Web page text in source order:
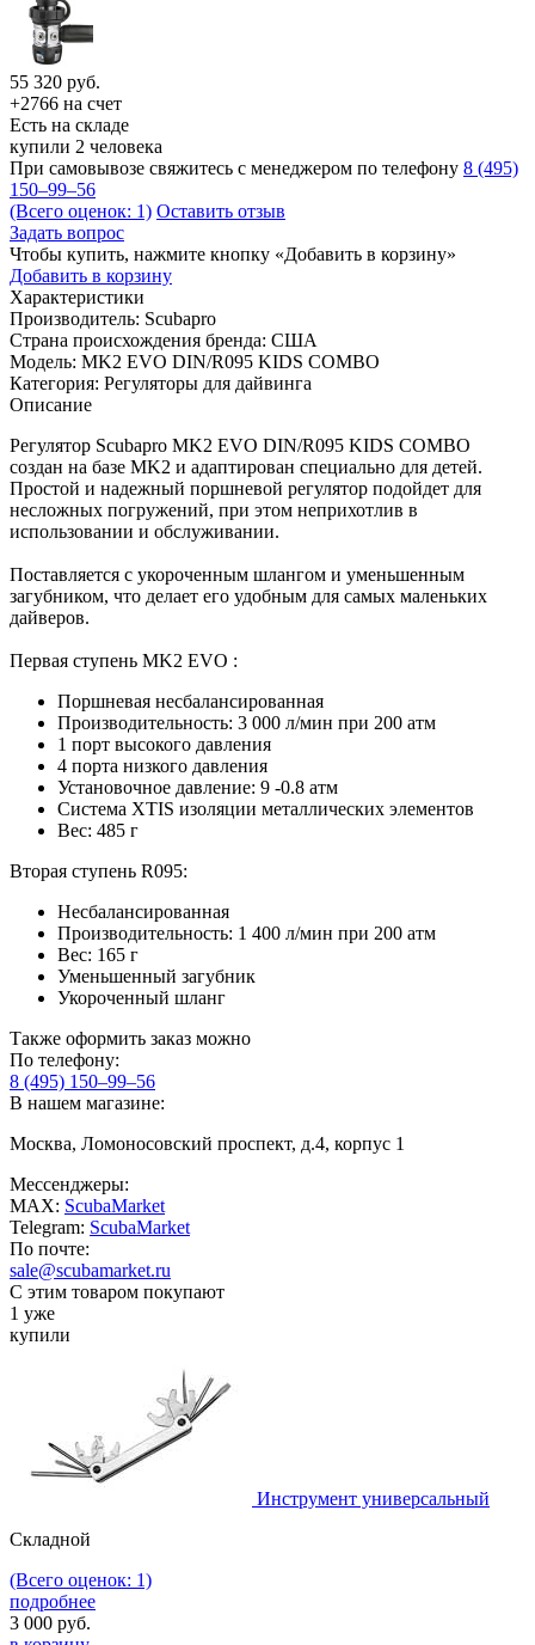
55 320 руб.
+2766 на счет
Есть на складе
купили 2 человека
При самовывозе свяжитесь с менеджером по телефону 8 (495)
150–99–56
(Всего оценок: 1) Оставить отзыв
Задать вопрос
Чтобы купить, нажмите кнопку «Добавить в корзину»
Добавить в корзину
Характеристики
Производитель: Scubapro
Страна происхождения бренда: США
Модель: MK2 EVO DIN/R095 KIDS COMBO
Категория: Регуляторы для дайвинга
Описание
Регулятор Scubapro MK2 EVO DIN/R095 KIDS COMBO
создан на базе MK2 и адаптирован специально для детей.
Простой и надежный поршневой регулятор подойдет для
несложных погружений, при этом неприхотлив в
использовании и обслуживании.
Поставляется с укороченным шлангом и уменьшенным
загубником, что делает его удобным для самых маленьких
дайверов.
Первая ступень MK2 EVO :
Поршневая несбалансированная
Производительность: 3 000 л/мин при 200 атм
1 порт высокого давления
4 порта низкого давления
Установочное давление: 9 -0.8 атм
Система XTIS изоляции металлических элементов
Вес: 485 г
Вторая ступень R095:
Несбалансированная
Производительность: 1 400 л/мин при 200 атм
Вес: 165 г
Уменьшенный загубник
Укороченный шланг
Также оформить заказ можно
По телефону:
8 (495) 150–99–56
В нашем магазине:
Москва, Ломоносовский проспект, д.4, корпус 1
Мессенджеры:
MAX: ScubaMarket
Telegram: ScubaMarket
По почте:
sale@scubamarket.ru
С этим товаром покупают
1 уже
купили
Инструмент универсальный
Складной
(Всего оценок: 1)
подробнее
3 000 руб.